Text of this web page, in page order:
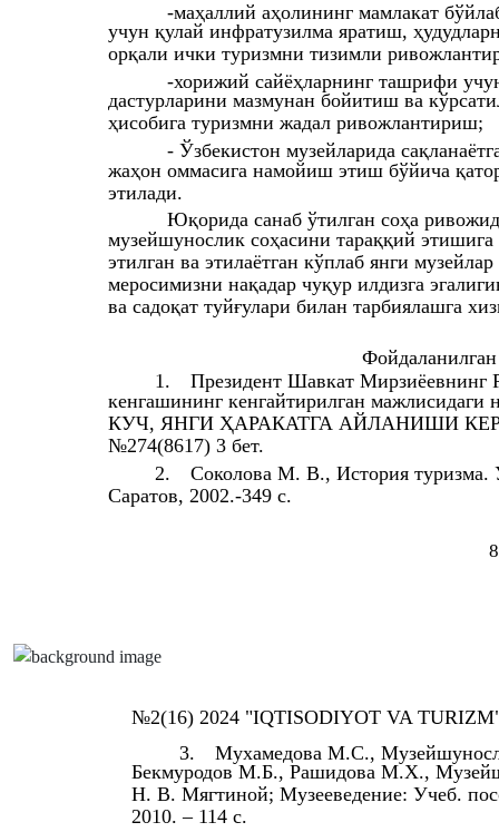
-маҳаллий аҳолининг мамлакат
учун қулай инфратузилма яратиш,
орқали ички туризмни тизимли
-хорижий сайёҳларнинг ташрифи
дастурларини мазмунан бойитиш ва
ҳисобига туризмни жадал ривожлантириш;
- Ўзбекистон музейларида
жаҳон оммасига намойиш этиш бўйича
этилади.
Юқорида санаб ўтилган соҳа
музейшунослик соҳасини тараққий
этилган ва этилаётган кўплаб янги
меросимизни нақадар чуқур илдизга
ва садоқат туйғулари билан тарбиялашга
1.
Президент Шавкат Мирзиёевнинг
кенгашининг кенгайтирилган
КУЧ, ЯНГИ ҲАРАКАТГА АЙЛАНИШИ
№274(8617) 3 бет.
2.
Соколова М. В., История туризма.
Саратов, 2002.-349 с.
№2(16) 2024 "IQTISODIYOT VA
3.
Мухамедова М.С.,
Бекмуродов М.Б., Рашидова М.Х.,
Н. В. Мягтиной; Музееведение: Учеб.
2010. – 114 с.